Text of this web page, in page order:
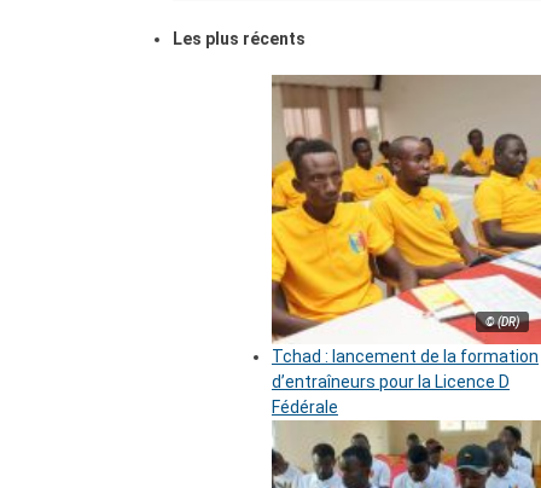
Les plus récents
© (DR)
Tchad : lancement de la formation
d’entraîneurs pour la Licence D
Fédérale